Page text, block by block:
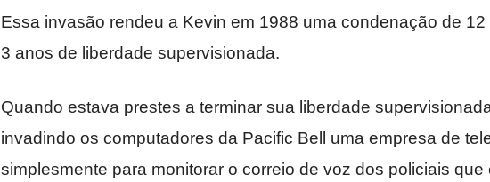
Essa invasão rendeu a Kevin em 1988 uma condenação de
3 anos de liberdade supervisionada.
Quando estava prestes a terminar sua liberdade
invadindo os computadores da Pacific Bell uma empresa de
simplesmente para monitorar o correio de voz dos policiais